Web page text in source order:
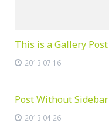
This is a Gallery Post
2013.07.16.
Post Without Sidebar
2013.04.26.